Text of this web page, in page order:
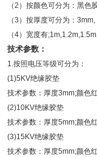
（2）按颜色可分为：黑
（3）按厚度可分为：
（4）宽度有
技术参数：
1.按照电压等级可分为：
(1)5KV绝缘胶垫
技术参数：厚度3mm;颜色
(2)10KV绝缘胶垫
技术参数：厚度5mm;颜色
(3)15KV绝缘胶垫
技术参数：厚度5mm;颜色